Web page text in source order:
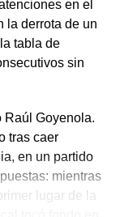
en el
la derrota de un
tabla de
sin
Raúl Goyenola.
tras caer
en un partido
mientras
lugar de la